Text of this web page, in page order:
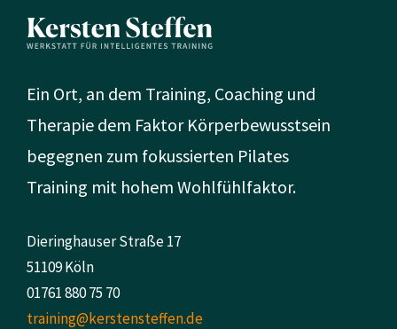
Ein Ort, an dem Training, Coaching und
Therapie dem Faktor Körperbewusstsein
begegnen zum fokussierten Pilates
Training mit hohem Wohlfühlfaktor.
Dieringhauser Straße 17
51109 Köln
01761 880 75 70
training@kerstensteffen.de